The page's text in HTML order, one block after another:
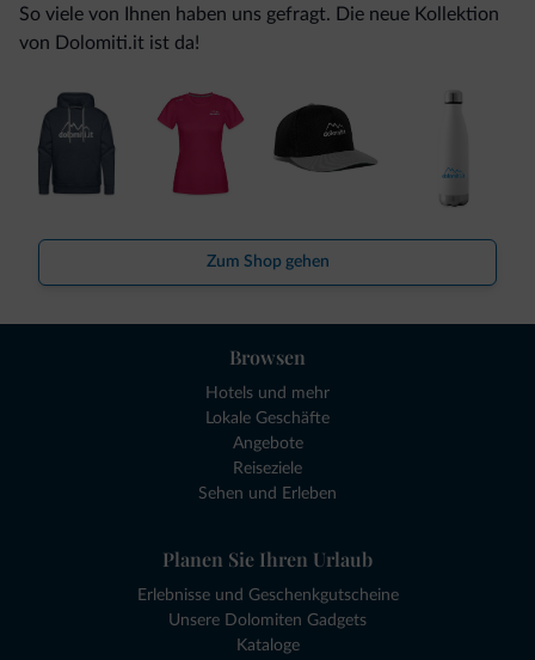
So viele von Ihnen haben uns gefragt. Die neue Kollektion
von Dolomiti.it ist da!
Zum Shop gehen
Browsen
Hotels und mehr
Lokale Geschäfte
Angebote
Reiseziele
Sehen und Erleben
Planen Sie Ihren Urlaub
Erlebnisse und Geschenkgutscheine
Unsere Dolomiten Gadgets
Kataloge